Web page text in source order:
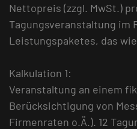
Nettopreis (zzgl. MwSt.)
Tagungsveranstaltung im
Leistungspaketes, das
Kalkulation 1:
Veranstaltung an einem
Berücksichtigung von
Firmenraten o.Ä.). 12